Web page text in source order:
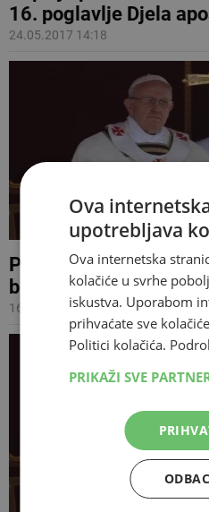
16. poglavlje Djela
24.05.2017 14:18
Papa poslao poruku
blagoslov Urbi et Orbi
16.04.2017 14:15
Ova
upotrebljava
Ova internetska
kolačiće u svrhe
iskustva. Uporabom
prihvaćate sve
Politici kolačića.
PRIKAŽI SVE